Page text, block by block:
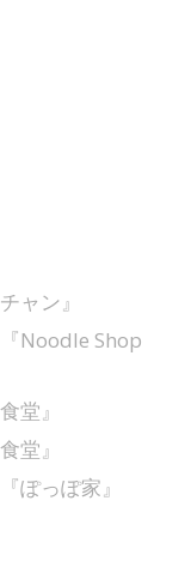
ャン』
Noodle Shop
堂』
堂』
ぽっぽ家』